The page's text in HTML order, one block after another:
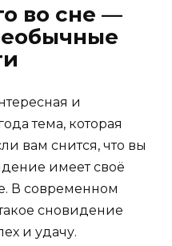
во сне —
и
тема, которая
вам снится, что вы
имеет своё
В современном
сновидение
и удачу.